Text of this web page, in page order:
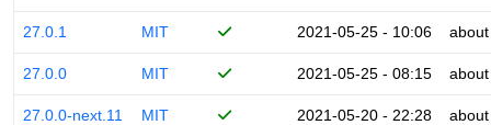
27.0.1 MIT 2021-05-25 - 10:06
27.0.0 MIT 2021-05-25 - 08:15
27.0.0-next.11 MIT 2021-05-20 - 22:28